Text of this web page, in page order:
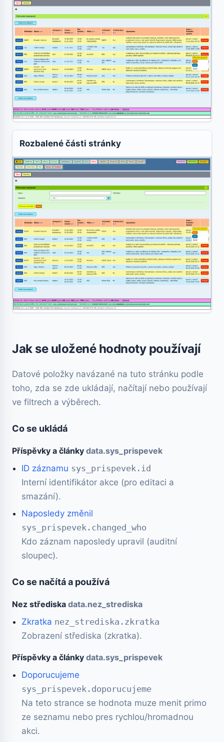
Rozbalené části stránky
Jak se uložené hodnoty používají
Datové položky navázané na tuto stránku podle
toho, zda se zde ukládají, načítají nebo používají
ve filtrech a výběrech.
Co se ukládá
Příspěvky a články data.sys_prispevek
ID záznamu sys_prispevek.id
Interní identifikátor akce (pro editaci a
smazání).
Naposledy změnil
sys_prispevek.changed_who
Kdo záznam naposledy upravil (auditní
sloupec).
Co se načítá a používá
Nez střediska data.nez_strediska
Zkratka nez_strediska.zkratka
Zobrazení střediska (zkratka).
Příspěvky a články data.sys_prispevek
Doporucujeme
sys_prispevek.doporucujeme
Na teto strance se hodnota muze menit primo
ze seznamu nebo pres rychlou/hromadnou
akci.